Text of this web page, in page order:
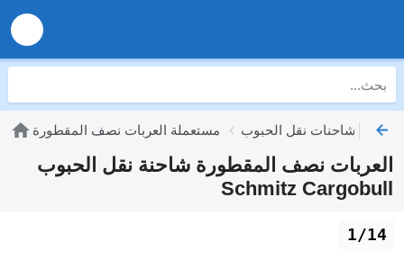
مستعملة العربات نصف المقطورة شاحنات نقل الحبوب
العربات نصف المقطورة شاحنة نقل الحبوب
Schmitz Cargobull
1/14